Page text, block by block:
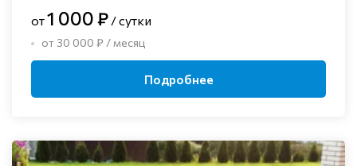
от1 000 ₽ / сутки
от 30 000 ₽ / месяц
Подробнее